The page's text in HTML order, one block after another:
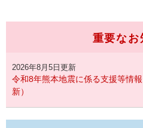
重要なお
2026年8月5日更新
令和8年熊本地震に係る支援等情
新）